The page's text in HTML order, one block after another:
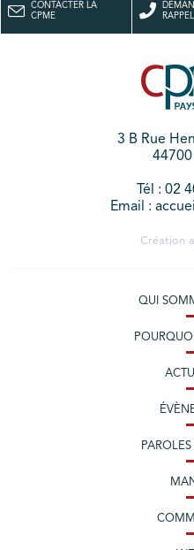
CONTACTER LA
CPME
RAPPEL
3 B Rue
Tél : 02
Email :
Création
QUI
PAROLES